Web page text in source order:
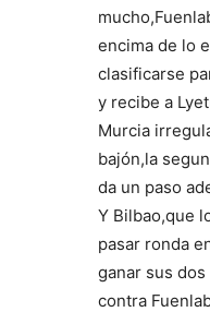
encima de lo
clasificarse
y recibe a
Murcia
bajón,la
da un paso
Y Bilbao,que
pasar ronda
ganar sus
contra